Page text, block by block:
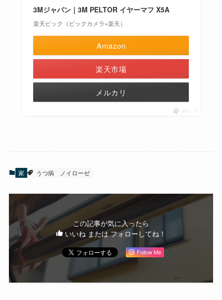
3Mジャパン｜3M PELTOR イヤーマフ X5A
楽天ビック（ビックカメラ×楽天）
Amazon
楽天市場
メルカリ
ポチップ
家 うつ病 ノイローゼ
この記事が気に入ったら
いいね または フォローしてね！
Follow Me